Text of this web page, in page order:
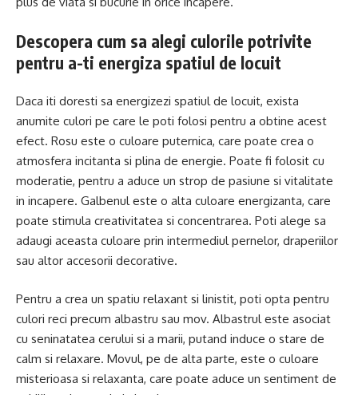
Descopera cum sa alegi culorile potrivite
pentru a-ti energiza spatiul de locuit
Daca iti doresti sa energizezi spatiul de locuit, exista
anumite culori pe care le poti folosi pentru a obtine acest
efect. Rosu este o culoare puternica, care poate crea o
atmosfera incitanta si plina de energie. Poate fi folosit cu
moderatie, pentru a aduce un strop de pasiune si vitalitate
in incapere. Galbenul este o alta culoare energizanta, care
poate stimula creativitatea si concentrarea. Poti alege sa
adaugi aceasta culoare prin intermediul pernelor, draperiilor
sau altor accesorii decorative.
Pentru a crea un spatiu relaxant si linistit, poti opta pentru
culori reci precum albastru sau mov. Albastrul este asociat
cu seninatatea cerului si a marii, putand induce o stare de
calm si relaxare. Movul, pe de alta parte, este o culoare
misterioasa si relaxanta, care poate aduce un sentiment de